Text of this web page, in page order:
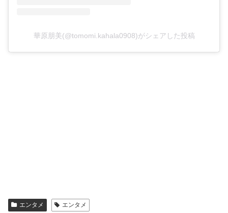
華原朋美(@tomomi.kahala0908)がシェアした投稿
エンタメ エンタメ